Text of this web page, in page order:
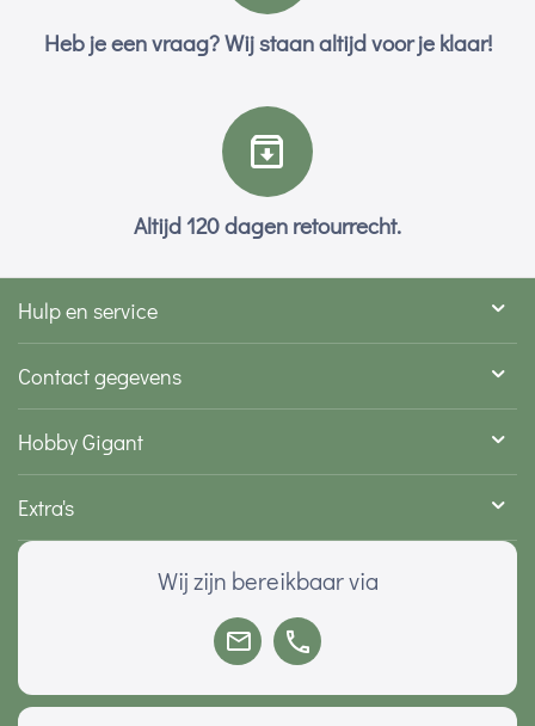
Heb je een vraag? Wij staan altijd voor je klaar!
Altijd 120 dagen retourrecht.
Hulp en service
Contact gegevens
Hobby Gigant
Extra's
Wij zijn bereikbaar via